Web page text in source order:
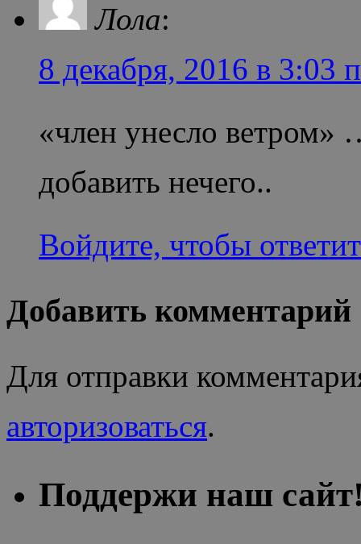
Лола:
8 декабря, 2016 в 3:03
«член унесло ветром»
добавить нечего..
Войдите, чтобы
Добавить комментарий
Для отправки
авторизоваться.
Поддержи наш